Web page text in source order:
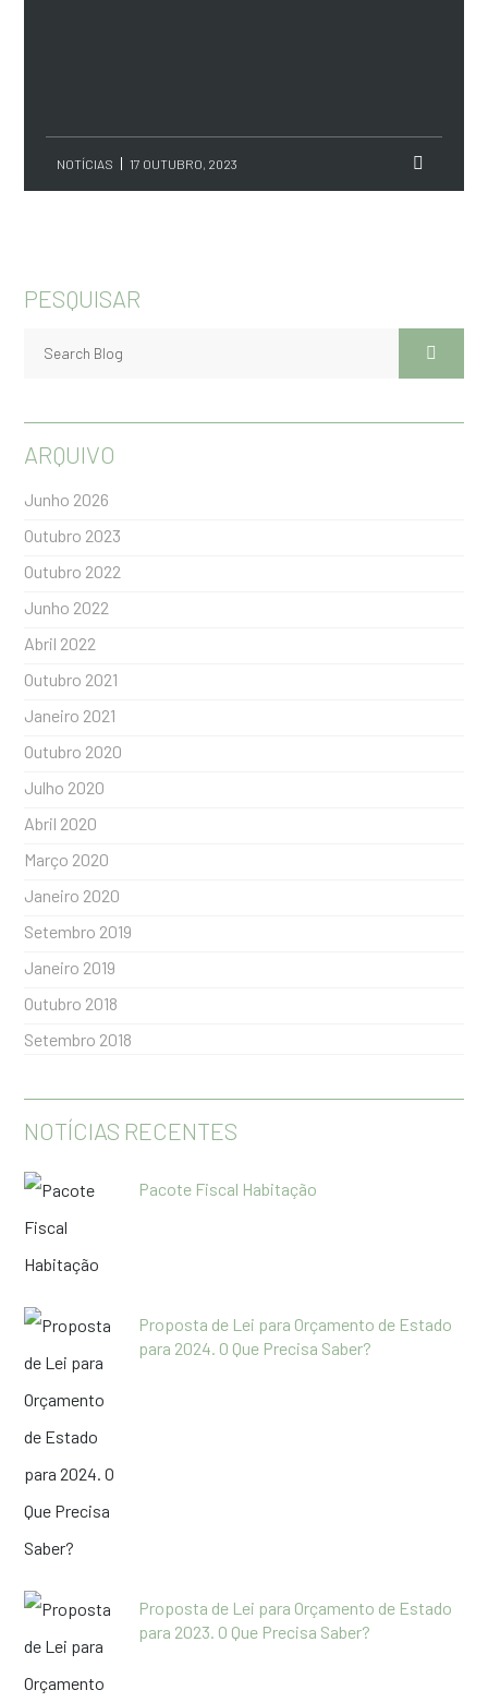
NOTÍCIAS 17 OUTUBRO, 2023
PESQUISAR
ARQUIVO
Junho 2026
Outubro 2023
Outubro 2022
Junho 2022
Abril 2022
Outubro 2021
Janeiro 2021
Outubro 2020
Julho 2020
Abril 2020
Março 2020
Janeiro 2020
Setembro 2019
Janeiro 2019
Outubro 2018
Setembro 2018
NOTÍCIAS RECENTES
Pacote Fiscal Habitação
Proposta de Lei para Orçamento de Estado
para 2024. O Que Precisa Saber?
Proposta de Lei para Orçamento de Estado
para 2023. O Que Precisa Saber?